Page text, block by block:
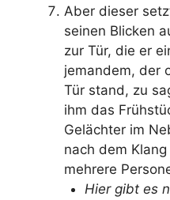
Aber dieser
seinen Blicken
zur Tür, die er
jemandem, der
Tür stand, zu
ihm das
Gelächter im
nach dem
mehrere
Hier gibt es